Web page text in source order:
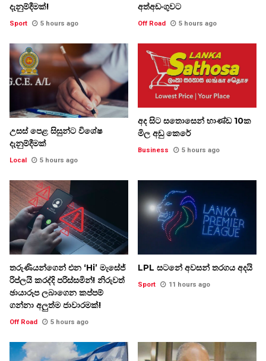
දැනුම්දීමක්!
Sport 5 hours ago
අත්අඩංගුවට
Off Road 5 hours ago
උසස් පෙළ සිසුන්ට විශේෂ
දැනුම්දීමක්
Local 5 hours ago
අද සිට සතොසෙන් භාණ්ඩ 10ක
මිල අඩු කෙරේ
Business 5 hours ago
තරුණියන්ගෙන් එන ‘Hi’ මැසේජ්
රිප්ලයි කරද්දි පරිස්සමින්! නිරුවත්
ඡායාරූප ලබාගෙන කප්පම්
ගන්නා අලුත්ම ජාවාරමක්!
Off Road 5 hours ago
LPL සටනේ අවසන් තරගය අදයි
Sport 11 hours ago